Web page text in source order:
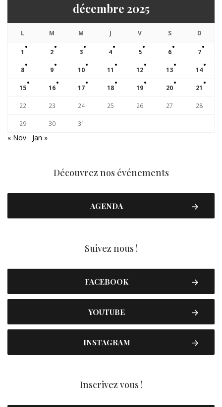
décembre 2025
L M M J V S D
1 2 3 4 5 6 7
8 9 10 11 12 13 14
15 16 17 18 19 20 21
22 23 24 25 26 27 28
29 30 31
« Nov Jan »
Découvrez nos événements
AGENDA
Suivez nous !
FACEBOOK
YOUTUBE
INSTAGRAM
Inscrivez vous !